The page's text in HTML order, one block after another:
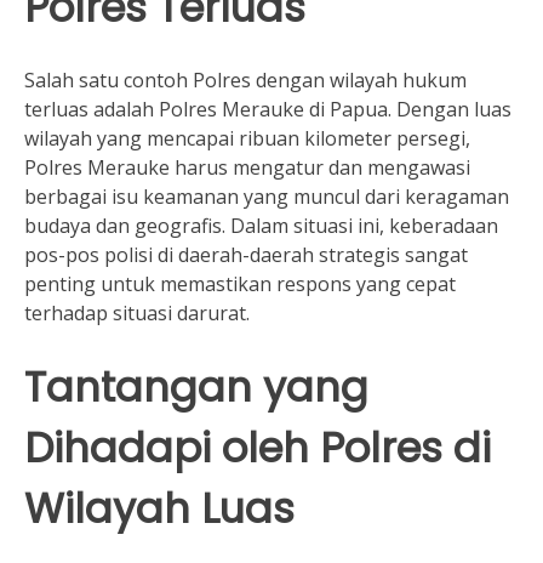
Salah satu contoh Polres dengan wilayah hukum
terluas adalah Polres Merauke di Papua. Dengan luas
wilayah yang mencapai ribuan kilometer persegi,
Polres Merauke harus mengatur dan mengawasi
berbagai isu keamanan yang muncul dari keragaman
budaya dan geografis. Dalam situasi ini, keberadaan
pos-pos polisi di daerah-daerah strategis sangat
penting untuk memastikan respons yang cepat
terhadap situasi darurat.
Tantangan yang
Dihadapi oleh Polres di
Wilayah Luas